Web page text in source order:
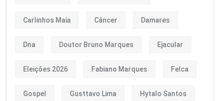
Carlinhos Maia Câncer Damares
Dna Doutor Bruno Marques Ejacular
Eleições 2026 Fabiano Marques Felca
Gospel Gusttavo Lima Hytalo Santos